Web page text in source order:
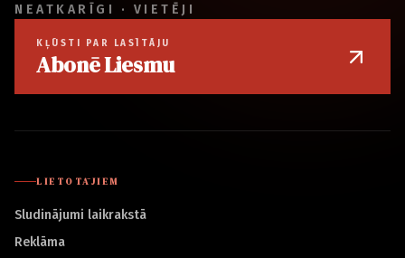
NEATKARĪGI · VIETĒJI
KĻŪSTI PAR LASĪTĀJU
Abonē Liesmu
LIETOTĀJIEM
Sludinājumi laikrakstā
Reklāma